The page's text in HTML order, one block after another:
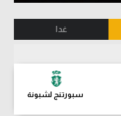
غدا
سبورتنج لشبونة